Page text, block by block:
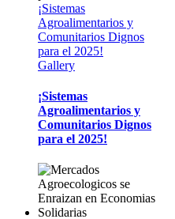
¡Sistemas
Agroalimentarios y
Comunitarios Dignos
para el 2025!
Gallery
¡Sistemas
Agroalimentarios y
Comunitarios Dignos
para el 2025!